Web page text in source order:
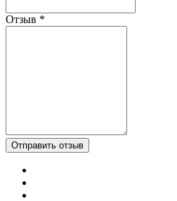
Отзыв *
Отправить отзыв